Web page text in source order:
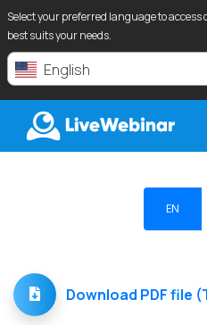
Select your preferred language to
best suits your needs.
English
LIVEWEBINAR.COM
EN
Download PDF file